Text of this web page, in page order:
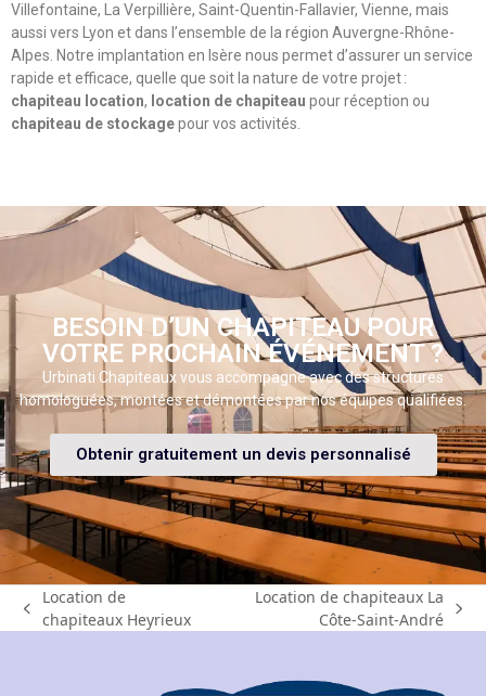
Villefontaine, La Verpillière, Saint-Quentin-Fallavier, Vienne, mais
aussi vers Lyon et dans l’ensemble de la région Auvergne-Rhône-
Alpes. Notre implantation en Isère nous permet d’assurer un service
rapide et efficace, quelle que soit la nature de votre projet :
chapiteau location, location de chapiteau pour réception ou
chapiteau de stockagepour vos activités.
BESOIN D’UN CHAPITEAU POUR
VOTRE PROCHAIN ÉVÉNEMENT ?
Urbinati Chapiteaux vous accompagne avec des structures
homologuées, montées et démontées par nos équipes qualifiées.
Obtenir gratuitement un devis personnalisé
Location de
chapiteaux Heyrieux
Location de chapiteaux La
Côte-Saint-André